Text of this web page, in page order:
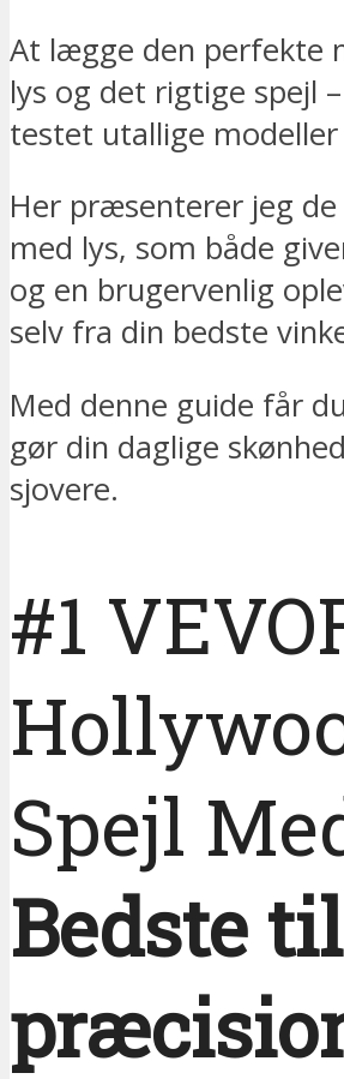
At lægge den perfekte
lys og det rigtige spejl
testet utallige
Her præsenterer jeg
med lys, som både
og en brugervenlig
selv fra din bedste
Med denne guide får
gør din daglige
sjovere.
#1
Spejl
Bedste til